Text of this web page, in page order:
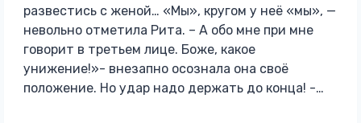
развестись с женой… «Мы», кругом у неё «мы», —
невольно отметила Рита. – А обо мне при мне
говорит в третьем лице. Боже, какое
унижение!»- внезапно осознала она своё
положение. Но удар надо держать до конца! -…